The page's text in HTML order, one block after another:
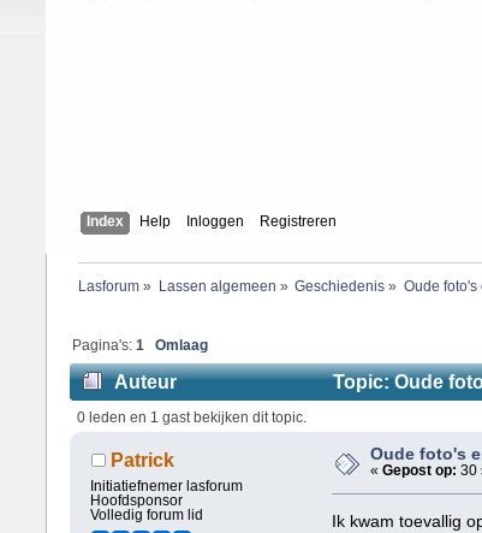
Index Help Inloggen Registreren
Lasforum» Lassen algemeen » Geschiedenis » Oude
Pagina's:1 Omlaag
Auteur Topic: Oude
0 leden en 1 gast bekijken dit topic.
Patrick
Initiatiefnemer lasforum
Hoofdsponsor
Volledig forum lid
Oude foto's
«Gepost op: 30
Ik kwam toevallig